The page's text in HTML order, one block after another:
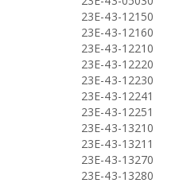
23E-43-12150
23E-43-12160
23E-43-12210
23E-43-12220
23E-43-12230
23E-43-12241
23E-43-12251
23E-43-13210
23E-43-13211
23E-43-13270
23E-43-13280